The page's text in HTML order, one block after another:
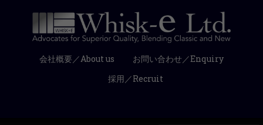
会社概要／About us
お問い合わせ／Enquiry
採用／Recruit